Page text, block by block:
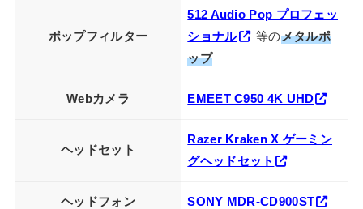
ポップフィルター
512 Audio Pop プロフェッ
ショナル
等のメタルポ
ップ
Webカメラ EMEET C950 4K UHD
ヘッドセット
Razer Kraken X ゲーミン
グヘッドセット
ヘッドフォン SONY MDR-CD900ST